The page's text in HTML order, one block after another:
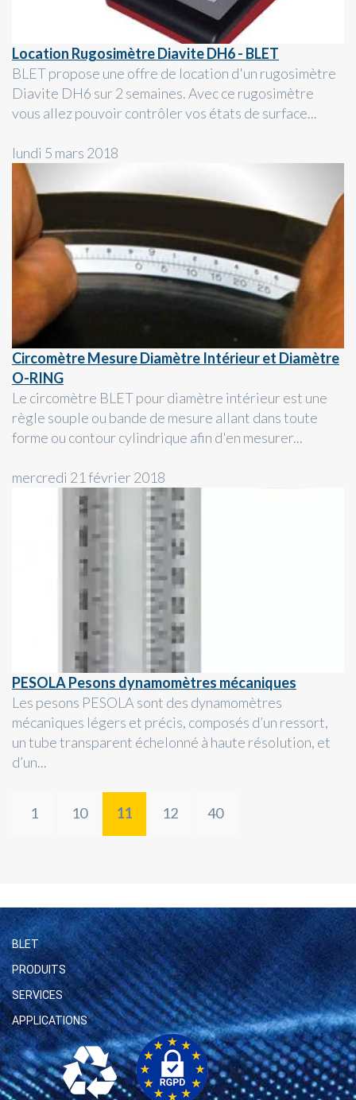
Location Rugosimètre Diavite DH6 - BLET
BLET propose une offre de location d'un rugosimètre
Diavite DH6 sur 2 semaines. Avec ce rugosimètre
vous allez pouvoir contrôler vos états de surface...
lundi 5 mars 2018
Circomètre Mesure Diamètre Intérieur et Diamètre
O-RING
Le circomètre BLET pour diamètre intérieur est une
règle souple ou bande de mesure allant dans toute
forme ou contour cylindrique afin d'en mesurer...
mercredi 21 février 2018
PESOLA Pesons dynamomètres mécaniques
Les pesons PESOLA sont des dynamomètres
mécaniques légers et précis, composés d’un ressort,
un tube transparent échelonné à haute résolution, et
d’un...
1 10 11 12 40
BLET
PRODUITS
SERVICES
APPLICATIONS